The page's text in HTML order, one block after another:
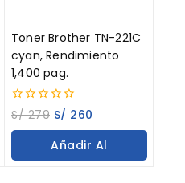
Toner Brother TN-221C
cyan, Rendimiento
1,400 pag.
0
out
of
S/279 S/ 260
Añadir Al